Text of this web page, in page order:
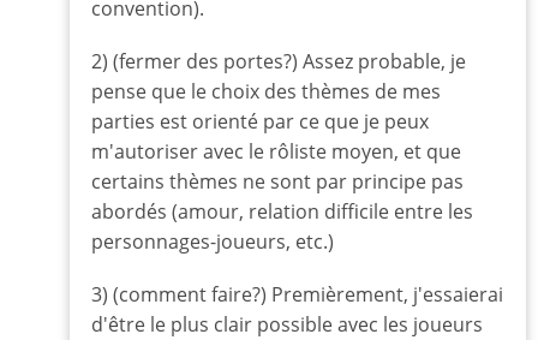
convention).
2) (fermer des portes?) Assez probable, je
pense que le choix des thèmes de mes
parties est orienté par ce que je peux
m'autoriser avec le rôliste moyen, et que
certains thèmes ne sont par principe pas
abordés (amour, relation difficile entre les
personnages-joueurs, etc.)
3) (comment faire?) Premièrement, j'essaierai
d'être le plus clair possible avec les joueurs